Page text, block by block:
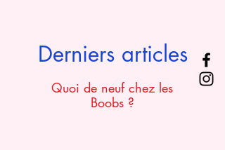
Derniers articles
Quoi de neuf chez les
Boobs ?